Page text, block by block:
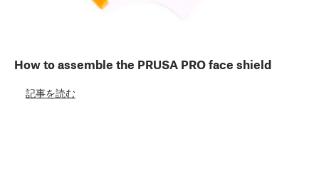
How to assemble the PRUSA PRO face shield
記事を読む